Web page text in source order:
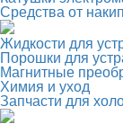
Средства от
Жидкости для
Порошки для
Магнитные
Химия и уход
Запчасти для